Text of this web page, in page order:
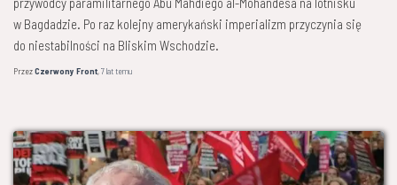
w Bagdadzie. Po raz kolejny amerykański imperializm przyczynia się
do niestabilności na Bliskim Wschodzie.
PrzezCzerwony Front,7 lattemu